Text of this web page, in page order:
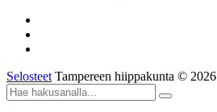
Selosteet Tampereen hiippakunta © 2026